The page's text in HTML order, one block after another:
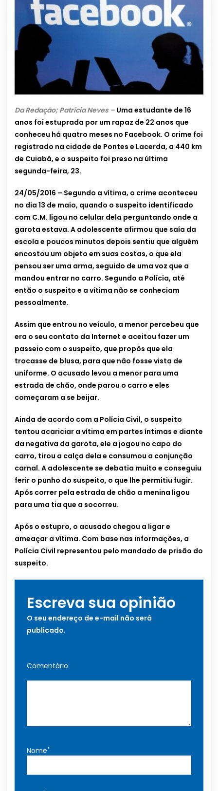
Da Redação; Patrícia Neves – Uma estudante de 16
anos foi estuprada por um rapaz de 22 anos que
conheceu há quatro meses no Facebook. O crime foi
registrado na cidade de Pontes e Lacerda, a 440 km
de Cuiabá, e o suspeito foi preso na última
segunda-feira, 23.
24/05/2016 – Segundo a vítima, o crime aconteceu
no dia 13 de maio, quando o suspeito identificado
com C.M. ligou no celular dela perguntando onde a
garota estava. A adolescente afirmou que saía da
escola e poucos minutos depois sentiu que alguém
encostou um objeto em suas costas, o que ela
pensou ser uma arma, seguido de uma voz que a
mandou entrar no carro. Segundo a Polícia, até
então o suspeito e a vítima não se conheciam
pessoalmente.
Assim que entrou no veículo, a menor percebeu que
era o seu contato da Internet e aceitou fazer um
passeio com o suspeito, que propôs que ela
trocasse de blusa, para que não fosse vista de
uniforme. O acusado levou a menor para uma
estrada de chão, onde parou o carro e eles
começaram a se beijar.
Ainda de acordo com a Polícia Civil, o suspeito
tentou acariciar a vítima em partes íntimas e diante
da negativa da garota, ele a jogou no capo do
carro, tirou a calça dela e consumou a conjunção
carnal. A adolescente se debatia muito e conseguiu
ferir o punho do suspeito, o que lhe permitiu fugir.
Após correr pela estrada de chão a menina ligou
para uma tia que a socorreu.
Após o estupro, o acusado chegou a ligar e
ameaçar a vítima. Com base nas informações, a
Polícia Civil representou pelo mandado de prisão do
suspeito.
Escreva sua opinião
O seu endereço de e-mail não será
publicado.
Comentário
Nome*